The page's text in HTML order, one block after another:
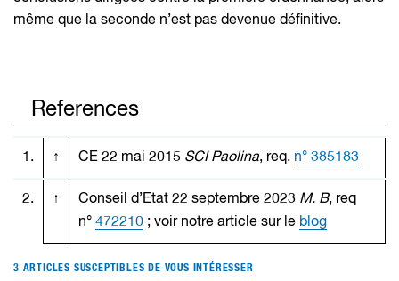
même que la seconde n’est pas devenue définitive.
References
1. ↑ CE 22 mai 2015 SCI Paolina, req. n° 385183
2. ↑ Conseil d’Etat 22 septembre 2023 M. B, req
n° 472210 ; voir notre article sur le blog
3 ARTICLES SUSCEPTIBLES DE VOUS INTÉRESSER